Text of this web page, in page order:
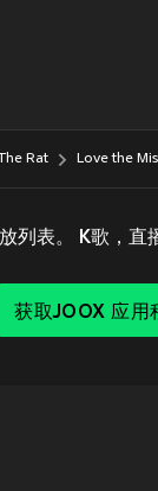
Rat Love the
列表。 K歌，直
获取JOOX 应用